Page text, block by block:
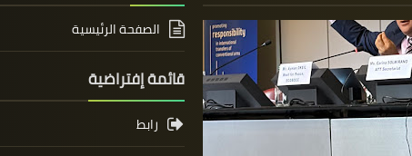
الصفحة الرئيسية
قائمة إفتراضية
رابط